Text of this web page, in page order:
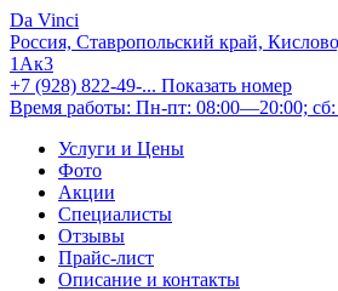
Da Vinci
Россия, Ставропольский край,
1Ак3
+7 (928) 822-49-... Показать номер
Время работы: Пн-пт: 08:00—20:00;
Услуги и Цены
Фото
Акции
Специалисты
Отзывы
Прайс-лист
Описание и контакты